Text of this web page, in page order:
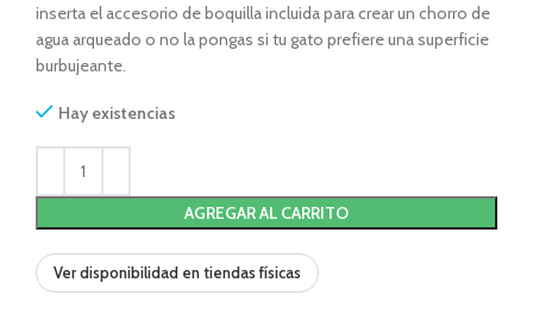
inserta el accesorio de boquilla incluida para crear un chorro de
agua arqueado o no la pongas si tu gato prefiere una superficie
burbujeante.
Hay existencias
AGREGAR AL CARRITO
Ver disponibilidad en tiendas físicas